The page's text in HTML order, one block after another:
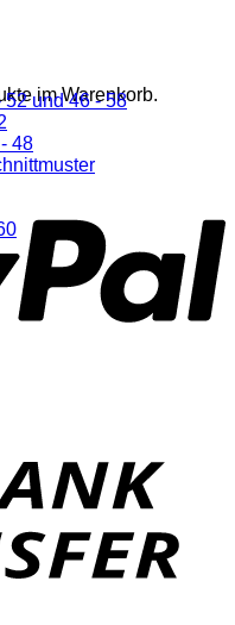
im Warenkorb.
und 46 - 58
48